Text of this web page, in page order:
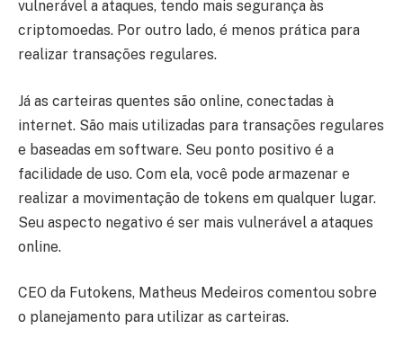
vulnerável a ataques, tendo mais segurança às
criptomoedas. Por outro lado, é menos prática para
realizar transações regulares.
Já as carteiras quentes são online, conectadas à
internet. São mais utilizadas para transações regulares
e baseadas em software. Seu ponto positivo é a
facilidade de uso. Com ela, você pode armazenar e
realizar a movimentação de tokens em qualquer lugar.
Seu aspecto negativo é ser mais vulnerável a ataques
online.
CEO da Futokens, Matheus Medeiros comentou sobre
o planejamento para utilizar as carteiras.